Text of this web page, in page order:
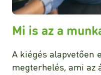
Mi is az a
A kiégés alapvetően
megterhelés, ami az